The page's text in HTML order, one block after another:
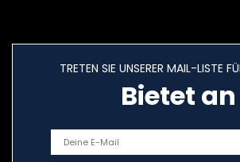
TRETEN SIE UNSERER MAIL-LISTE
Bietet an